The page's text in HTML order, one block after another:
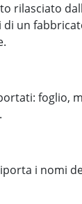
rilasciato
un
foglio,
i nomi